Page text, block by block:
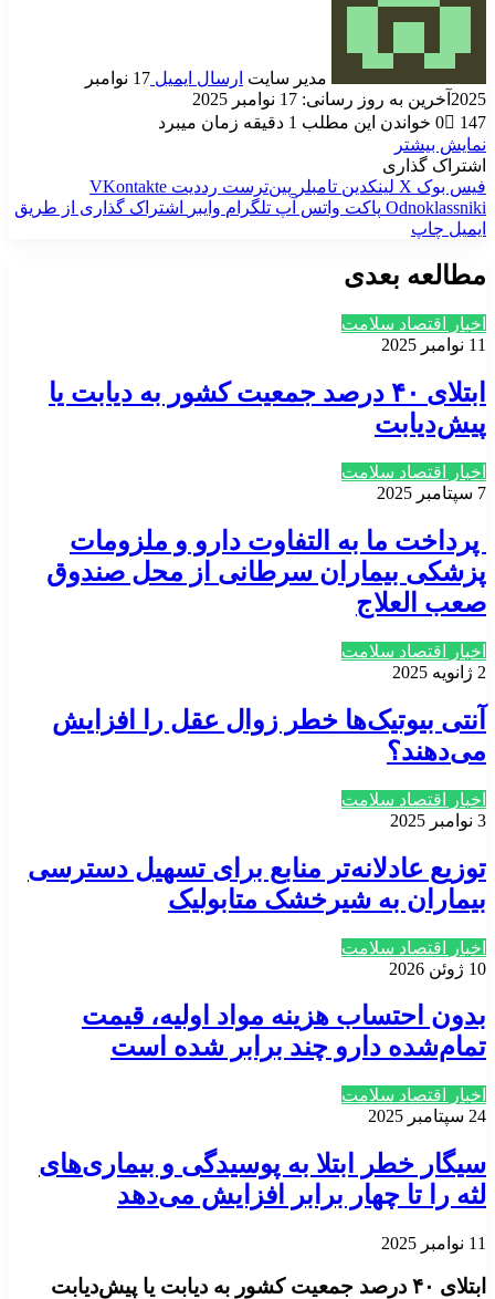
مدیر سایت ارسال ایمیل
17 نوامبر
2025 آخرین به روز رسانی: 17 نوامبر 2025
0
147
خواندن این مطلب 1 دقیقه زمان میبرد
نمایش بیشتر
اشتراک گذاری
فیس بوک X لینکدین ‫تامبلر ‫پین‌ترست ‫رددیت ‫VKontakte
‫Odnoklassniki پاکت واتس آپ تلگرام وایبر
اشتراک گذاری از طریق
ایمیل چاپ
مطالعه بعدی
اخبار اقتصاد سلامت
11 نوامبر 2025
ابتلای ۴۰ درصد جمعیت کشور به دیابت یا
پیش‌دیابت
اخبار اقتصاد سلامت
7 سپتامبر 2025
پرداخت ما به التفاوت دارو و ملزومات
پزشکی بیماران سرطانی از محل صندوق
صعب العلاج
اخبار اقتصاد سلامت
2 ژانویه 2025
آنتی بیوتیک‌ها خطر زوال عقل را افزایش
می‌دهند؟
اخبار اقتصاد سلامت
3 نوامبر 2025
توزیع عادلانه‌تر منابع برای تسهیل دسترسی
بیماران به شیرخشک متابولیک
اخبار اقتصاد سلامت
10 ژوئن 2026
بدون احتساب هزینه مواد اولیه، قیمت
تمام‌شده دارو چند برابر شده است
اخبار اقتصاد سلامت
24 سپتامبر 2025
سیگار خطر ابتلا به پوسیدگی و بیماری‌های
لثه را تا چهار برابر افزایش می‌دهد
11 نوامبر 2025
ابتلای ۴۰ درصد جمعیت کشور به دیابت یا پیش‌دیابت